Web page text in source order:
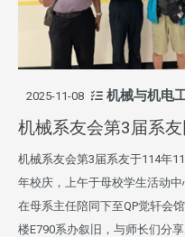
2025-11-08 机械与机电
机械系友会第3届系
机械系友会第3届系友于114年
年校庆，上午于母校学生活动
在母系主任陪同下至QP觉轩会
楼E790系办叙旧，与师长们分